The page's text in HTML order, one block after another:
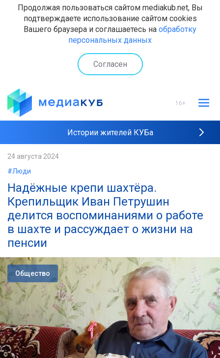
Продолжая пользоваться сайтом mediakub.net, Вы
подтверждаете использование сайтом cookies
Вашего браузера и соглашаетесь на обработку
персональных данных
Согласен
16+
Истории жителей КУБа
24 августа 2024
#Люди
Надёжные крепи шахтёра.
Крепильщик Иван Петрушин
делится воспоминаниями о работе
в шахте и рассуждает о жизни на
пенсии
Общество